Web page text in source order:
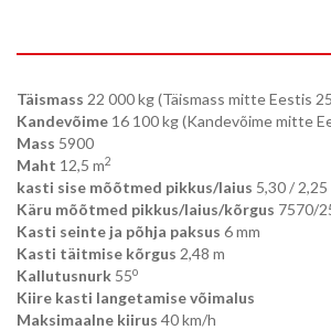
Täismass 22 000 kg (Täismass mitte Eestis
Kandevõime 16 100 kg (Kandevõime mitte
Mass 5900
Maht 12,5 m2
kasti sise mõõtmed pikkus/laius 5,30 / 2,25
Käru mõõtmed pikkus/laius/kõrgus 7570/
Kasti seinte ja põhja paksus 6 mm
Kasti täitmise kõrgus 2,48 m
Kallutusnurk 55o
Kiire kasti langetamise võimalus
Maksimaalne kiirus 40 km/h